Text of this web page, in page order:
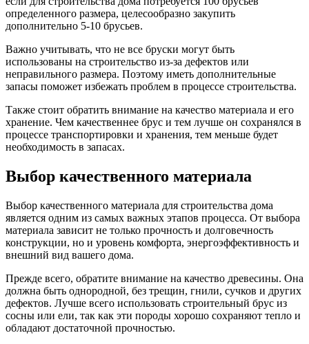
определенного размера, целесообразно закупить
дополнительно 5-10 брусьев.
Важно учитывать, что не все бруски могут быть
использованы на строительство из-за дефектов или
неправильного размера. Поэтому иметь дополнительные
запасы поможет избежать проблем в процессе строительства.
Также стоит обратить внимание на качество материала и его
хранение. Чем качественнее брус и тем лучше он сохранялся в
процессе транспортировки и хранения, тем меньше будет
необходимость в запасах.
Выбор качественного материала
Выбор качественного материала для строительства дома
является одним из самых важных этапов процесса. От выбора
материала зависит не только прочность и долговечность
конструкции, но и уровень комфорта, энергоэффективность и
внешний вид вашего дома.
Прежде всего, обратите внимание на качество древесины. Она
должна быть однородной, без трещин, гнили, сучков и других
дефектов. Лучше всего использовать строительный брус из
сосны или ели, так как эти породы хорошо сохраняют тепло и
обладают достаточной прочностью.